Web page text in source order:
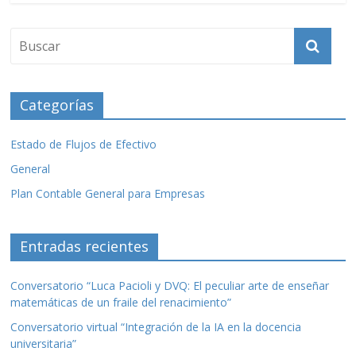
o
k
Categorías
Estado de Flujos de Efectivo
General
Plan Contable General para Empresas
Entradas recientes
Conversatorio “Luca Pacioli y DVQ: El peculiar arte de enseñar
matemáticas de un fraile del renacimiento”
Conversatorio virtual “Integración de la IA en la docencia
universitaria”